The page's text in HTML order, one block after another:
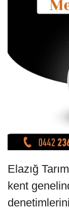
Elazığ
kent